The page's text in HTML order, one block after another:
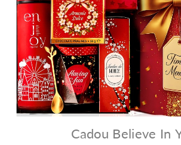
Cadou Believe In